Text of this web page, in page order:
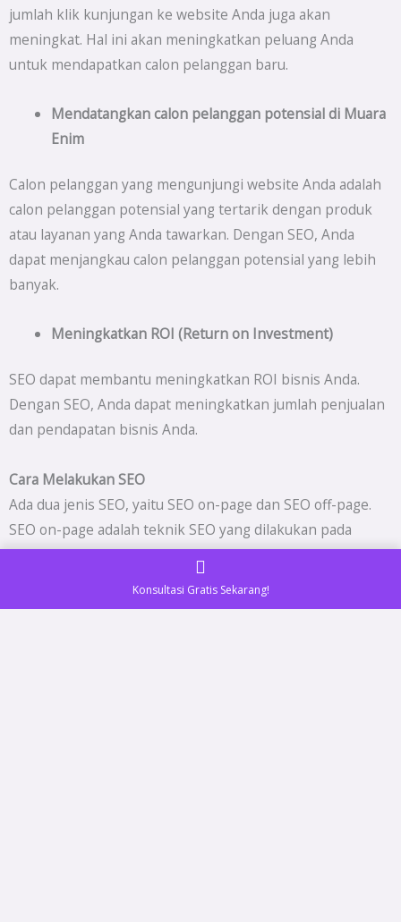
jumlah klik kunjungan ke website Anda juga akan
meningkat. Hal ini akan meningkatkan peluang Anda
untuk mendapatkan calon pelanggan baru.
Mendatangkan calon pelanggan potensial di Muara
Enim
Calon pelanggan yang mengunjungi website Anda adalah
calon pelanggan potensial yang tertarik dengan produk
atau layanan yang Anda tawarkan. Dengan SEO, Anda
dapat menjangkau calon pelanggan potensial yang lebih
banyak.
Meningkatkan ROI (Return on Investment)
SEO dapat membantu meningkatkan ROI bisnis Anda.
Dengan SEO, Anda dapat meningkatkan jumlah penjualan
dan pendapatan bisnis Anda.
Cara Melakukan SEO
Ada dua jenis SEO, yaitu SEO on-page dan SEO off-page.
SEO on-page adalah teknik SEO yang dilakukan pada
website Anda sendiri, sedangkan SEO off-page adalah
teknik SEO yang dilakukan di luar website Anda.
Konsultasi Gratis Sekarang!